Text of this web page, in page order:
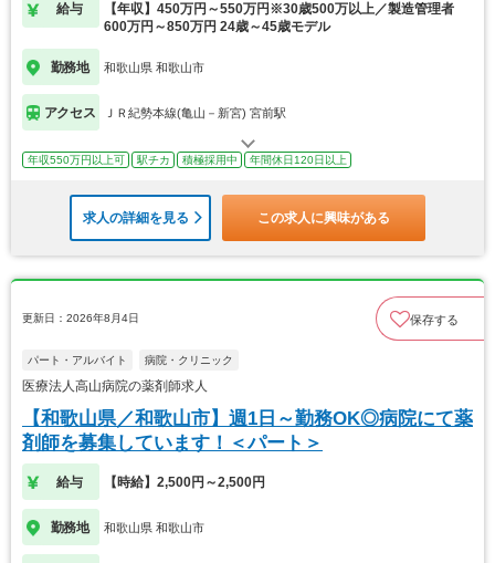
給与
【年収】450万円～550万円※30歳500万以上／製造管理者
600万円～850万円 24歳～45歳モデル
勤務地 和歌山県 和歌山市
アクセス ＪＲ紀勢本線(亀山－新宮) 宮前駅
年収550万円以上可 駅チカ 積極採用中 年間休日120日以上
求人の詳細を見る この求人に興味がある
更新日：2026年8月4日 保存する
パート・アルバイト 病院・クリニック
医療法人高山病院の薬剤師求人
【和歌山県／和歌山市】週1日～勤務OK◎病院にて薬
剤師を募集しています！＜パート＞
給与 【時給】2,500円～2,500円
勤務地 和歌山県 和歌山市